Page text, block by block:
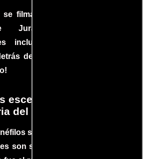
filmaron algunas escenas
Jurassic Park, con
incluidas. ¡Descubre las
del rodaje de un clásico
escenas de acción
del cine
se juntaron para debatir
son sus escenas de acción